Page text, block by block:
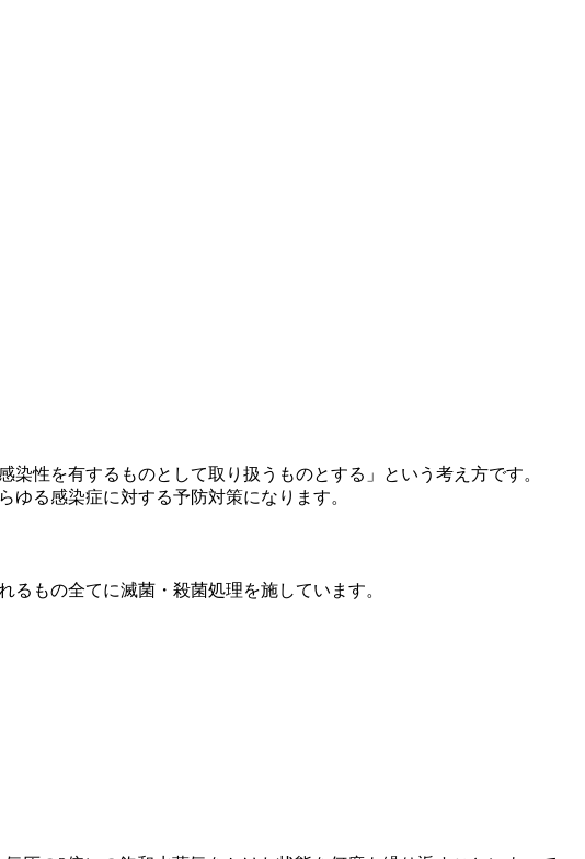
性を有するものとして取り扱うものとする」という考え方です。
る感染症に対する予防対策になります。
もの全てに滅菌・殺菌処理を施しています。